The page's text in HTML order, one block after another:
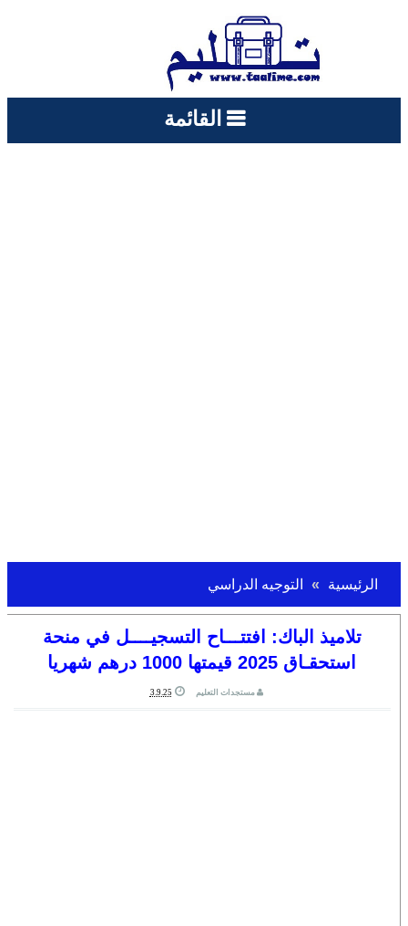
القائمة
الرئيسية التوجيه الدراسي
تلاميذ الباك: افتتـــاح التسجيــــل في منحة
استحقـاق 2025 قيمتها 1000 درهم شهريا
مستجدات التعليم 3.9.25